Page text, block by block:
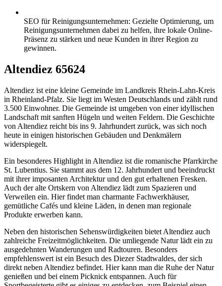
SEO für Reinigungsunternehmen: Gezielte Optimierung, um
Reinigungsunternehmen dabei zu helfen, ihre lokale Online-
Präsenz zu stärken und neue Kunden in ihrer Region zu
gewinnen.
Altendiez 65624
Altendiez ist eine kleine Gemeinde im Landkreis Rhein-Lahn-Kreis
in Rheinland-Pfalz. Sie liegt im Westen Deutschlands und zählt rund
3.500 Einwohner. Die Gemeinde ist umgeben von einer idyllischen
Landschaft mit sanften Hügeln und weiten Feldern. Die Geschichte
von Altendiez reicht bis ins 9. Jahrhundert zurück, was sich noch
heute in einigen historischen Gebäuden und Denkmälern
widerspiegelt.
Ein besonderes Highlight in Altendiez ist die romanische Pfarrkirche
St. Lubentius. Sie stammt aus dem 12. Jahrhundert und beeindruckt
mit ihrer imposanten Architektur und den gut erhaltenen Fresken.
Auch der alte Ortskern von Altendiez lädt zum Spazieren und
Verweilen ein. Hier findet man charmante Fachwerkhäuser,
gemütliche Cafés und kleine Läden, in denen man regionale
Produkte erwerben kann.
Neben den historischen Sehenswürdigkeiten bietet Altendiez auch
zahlreiche Freizeitmöglichkeiten. Die umliegende Natur lädt ein zu
ausgedehnten Wanderungen und Radtouren. Besonders
empfehlenswert ist ein Besuch des Diezer Stadtwaldes, der sich
direkt neben Altendiez befindet. Hier kann man die Ruhe der Natur
genießen und bei einem Picknick entspannen. Auch für